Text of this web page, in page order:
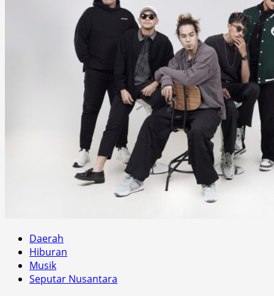
Daerah
Hiburan
Musik
Seputar Nusantara